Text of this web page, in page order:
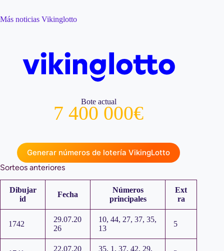
Más noticias Vikinglotto
Bote actual
7 400 000€
Generar números de lotería VikingLotto
Sorteos anteriores
Dibujar
id
Fecha
Números
principales
Ext
ra
1742
29.07.20
26
10, 44, 27, 37, 35,
13
5
22.07.20
35, 1, 37, 42, 29,